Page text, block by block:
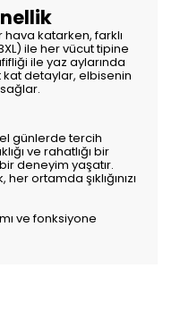
hava katarken, farklı
ile her vücut tipine
ile yaz aylarında
kat detaylar, elbisenin
günlerde tercih
ve rahatlığı bir
deneyim yaşatır.
ortamda şıklığınızı
ve fonksiyone